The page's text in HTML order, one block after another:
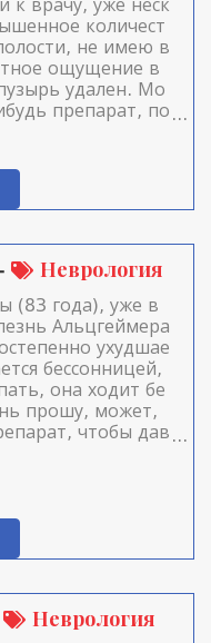
к врачу, уже неск
количест
не имею в
ощущение в
удален. Мо
препарат, по
Неврология
(83 года), уже в
Альцгеймера
ухудшае
бессонницей,
она ходит бе
прошу, может,
чтобы дав
то помочь. Заран
Неврология